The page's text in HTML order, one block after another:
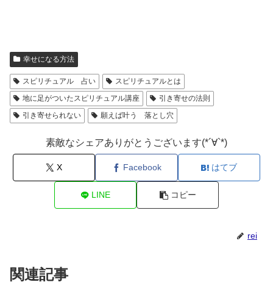
幸せになる方法
スピリチュアル 占い
スピリチュアルとは
地に足がついたスピリチュアル講座
引き寄せの法則
引き寄せられない
願えば叶う 落とし穴
素敵なシェアありがとうございます(*´∀`*)
X Facebook はてブ
LINE コピー
rei
関連記事